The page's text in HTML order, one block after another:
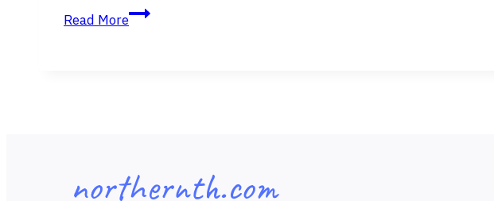
แม่ฮ่องสอน
Read Moreประเพณี
เดือน
จุด
northernth.com